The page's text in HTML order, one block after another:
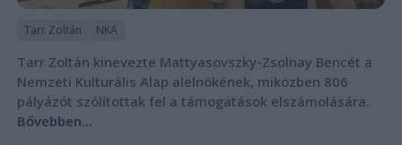
Tarr Zoltán NKA
Tarr Zoltán kinevezte Mattyasovszky-Zsolnay Bencét a
Nemzeti Kulturális Alap alelnökének, miközben 806
pályázót szólítottak fel a támogatások elszámolására.
Bővebben...